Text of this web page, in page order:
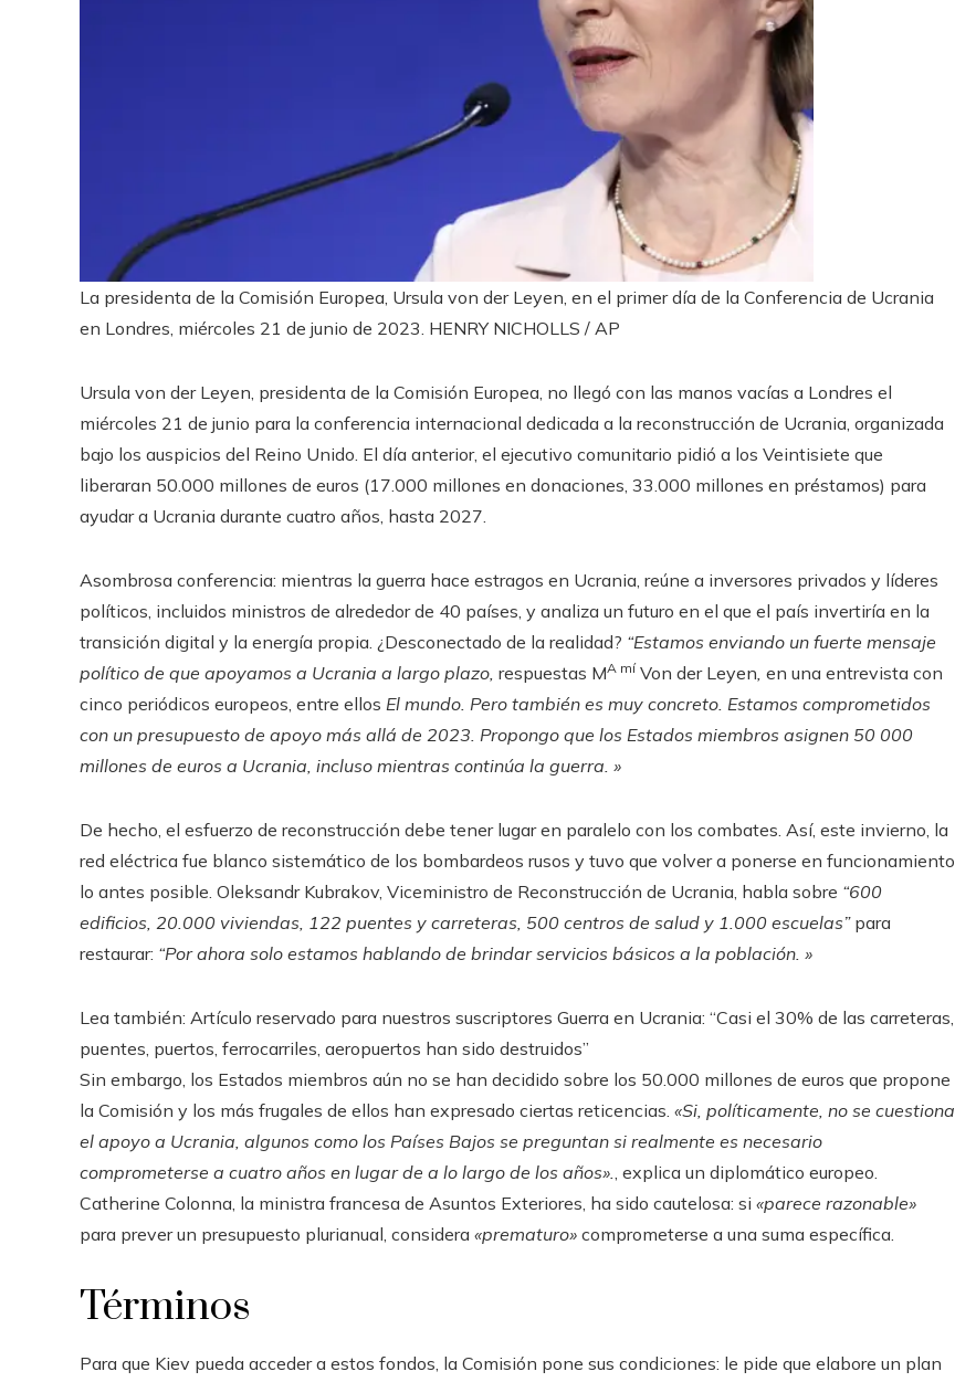
La presidenta de la Comisión Europea, Ursula von der Leyen, en el primer día de la Conferencia de Ucrania
en Londres, miércoles 21 de junio de 2023. HENRY NICHOLLS / AP
Ursula von der Leyen, presidenta de la Comisión Europea, no llegó con las manos vacías a Londres el
miércoles 21 de junio para la conferencia internacional dedicada a la reconstrucción de Ucrania, organizada
bajo los auspicios del Reino Unido. El día anterior, el ejecutivo comunitario pidió a los Veintisiete que
liberaran 50.000 millones de euros (17.000 millones en donaciones, 33.000 millones en préstamos) para
ayudar a Ucrania durante cuatro años, hasta 2027.
Asombrosa conferencia: mientras la guerra hace estragos en Ucrania, reúne a inversores privados y líderes
políticos, incluidos ministros de alrededor de 40 países, y analiza un futuro en el que el país invertiría en la
transición digital y la energía propia. ¿Desconectado de la realidad? “Estamos enviando un fuerte mensaje
político de que apoyamos a Ucrania a largo plazo, respuestas MA mí Von der Leyen, en una entrevista con
cinco periódicos europeos, entre ellos El mundo. Pero también es muy concreto. Estamos comprometidos
con un presupuesto de apoyo más allá de 2023. Propongo que los Estados miembros asignen 50 000
millones de euros a Ucrania, incluso mientras continúa la guerra. »
De hecho, el esfuerzo de reconstrucción debe tener lugar en paralelo con los combates. Así, este invierno, la
red eléctrica fue blanco sistemático de los bombardeos rusos y tuvo que volver a ponerse en funcionamiento
lo antes posible. Oleksandr Kubrakov, Viceministro de Reconstrucción de Ucrania, habla sobre “600
edificios, 20.000 viviendas, 122 puentes y carreteras, 500 centros de salud y 1.000 escuelas”para
restaurar: “Por ahora solo estamos hablando de brindar servicios básicos a la población. »
Lea también: Artículo reservado para nuestros suscriptores Guerra en Ucrania: “Casi el 30% de las carreteras,
puentes, puertos, ferrocarriles, aeropuertos han sido destruidos”
Sin embargo, los Estados miembros aún no se han decidido sobre los 50.000 millones de euros que propone
la Comisión y los más frugales de ellos han expresado ciertas reticencias. «Si, políticamente, no se cuestiona
el apoyo a Ucrania, algunos como los Países Bajos se preguntan si realmente es necesario
comprometerse a cuatro años en lugar de a lo largo de los años»., explica un diplomático europeo.
Catherine Colonna, la ministra francesa de Asuntos Exteriores, ha sido cautelosa: si «parece razonable»
para prever un presupuesto plurianual, considera «prematuro» comprometerse a una suma específica.
Términos
Para que Kiev pueda acceder a estos fondos, la Comisión pone sus condiciones: le pide que elabore un plan